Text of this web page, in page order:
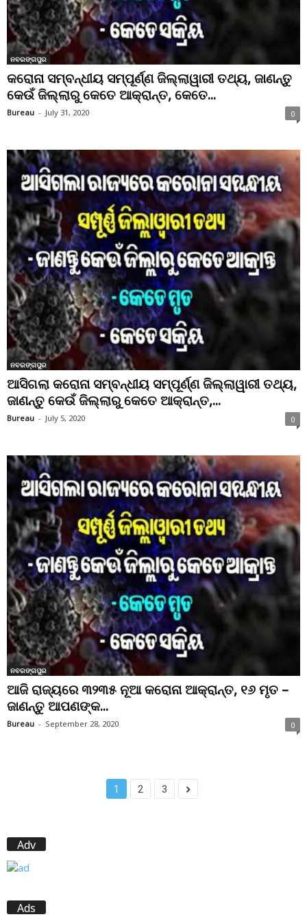
ନବରଙ୍ଗପୁର
କରୋନା ସମ୍ବନ୍ଧୀୟ ସମ୍ପୂର୍ଣ୍ଣ ଜିଲ୍ଲାୱାରୀ ତଥ୍ୟ, ଜାଣନ୍ତୁ
କେଉଁ ଜିଲ୍ଲାରୁ କେତେ ଆକ୍ରାନ୍ତ, କେତେ...
Bureau - July 31, 2020 0
ନବରଙ୍ଗପୁର
ଆସିଗଲା କରୋନା ସମ୍ବନ୍ଧୀୟ ସମ୍ପୂର୍ଣ୍ଣ ଜିଲ୍ଲାୱାରୀ ତଥ୍ୟ,
ଜାଣନ୍ତୁ କେଉଁ ଜିଲ୍ଲାରୁ କେତେ ଆକ୍ରାନ୍ତ,...
Bureau - July 5, 2020 0
ନବରଙ୍ଗପୁର
ଆଜି ରାଜ୍ୟରେ ୩୨୩୫ ନୂଆ କରୋନା ଆକ୍ରାନ୍ତ, ୧୬ ମୃତ –
ଜାଣନ୍ତୁ ଆପଣଙ୍କ...
Bureau - September 28, 2020 0
1 2 3
Adv
Ads